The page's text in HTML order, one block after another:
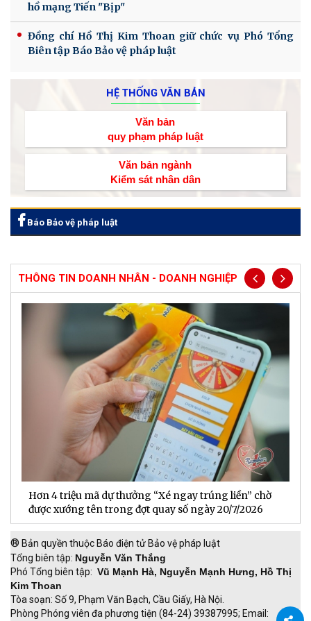
hồ mạng Tiến "Bịp"
Đồng chí Hồ Thị Kim Thoan giữ chức vụ Phó Tổng
Biên tập Báo Bảo vệ pháp luật
HỆ THỐNG VĂN BẢN
Văn bản
quy phạm pháp luật
Văn bản ngành
Kiểm sát nhân dân
Báo Bảo vệ pháp luật
THÔNG TIN DOANH NHÂN - DOANH NGHIỆP
Hơn 4 triệu mã dự thưởng “Xé ngay trúng liền” chờ
được xướng tên trong đợt quay số ngày 20/7/2026
® Bản quyền thuộc Báo điện tử Bảo vệ pháp luật
Tổng biên tập: Nguyễn Văn Thắng
Phó Tổng biên tập: Vũ Mạnh Hà, Nguyễn Mạnh Hưng, Hồ Thị
Kim Thoan
Tòa soạn: Số 9, Phạm Văn Bạch, Cầu Giấy, Hà Nội.
Phòng Phóng viên đa phương tiện (84-24) 39387995; Email: